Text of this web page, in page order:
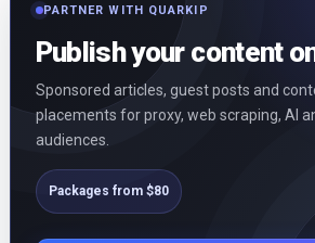
PARTNER WITH QUARKIP
Publish your content
Sponsored articles, guest posts and
placements for proxy, web scraping, AI
audiences.
Packages from $80